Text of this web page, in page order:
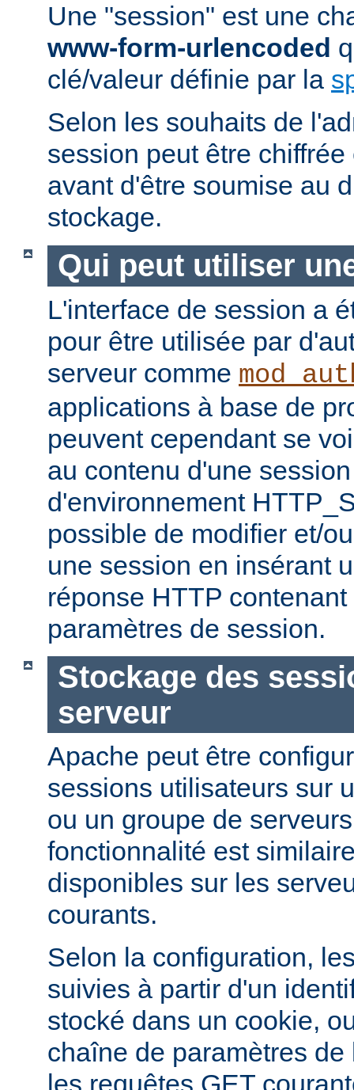
Une "session" est une
www-form-urlencoded
clé/valeur définie par la
Selon les souhaits de
session peut être
avant d'être soumise au
stockage.
Qui peut utiliser
L'interface de session a
pour être utilisée par
serveur comme
applications à base de
peuvent cependant se
au contenu d'une
d'environnement
possible de modifier et/
une session en insérant
réponse HTTP
paramètres de session.
Stockage des
serveur
Apache peut être
sessions utilisateurs sur
ou un groupe de
fonctionnalité est
disponibles sur les
courants.
Selon la configuration,
suivies à partir d'un
stocké dans un cookie,
chaîne de paramètres
les requêtes GET